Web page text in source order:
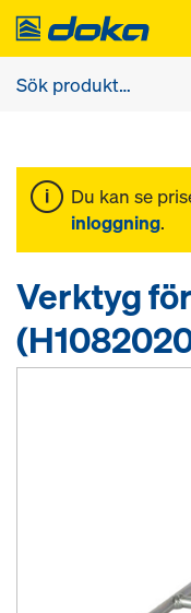
Du kan se
inloggning.
Verktyg